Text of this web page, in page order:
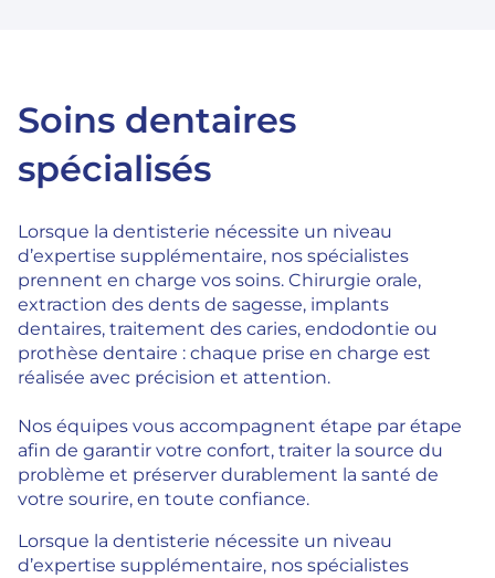
Soins dentaires
spécialisés
Lorsque la dentisterie nécessite un niveau
d’expertise supplémentaire, nos spécialistes
prennent en charge vos soins. Chirurgie orale,
extraction des dents de sagesse, implants
dentaires, traitement des caries, endodontie ou
prothèse dentaire : chaque prise en charge est
réalisée avec précision et attention.
Nos équipes vous accompagnent étape par étape
afin de garantir votre confort, traiter la source du
problème et préserver durablement la santé de
votre sourire, en toute confiance.
Lorsque la dentisterie nécessite un niveau
d’expertise supplémentaire, nos spécialistes